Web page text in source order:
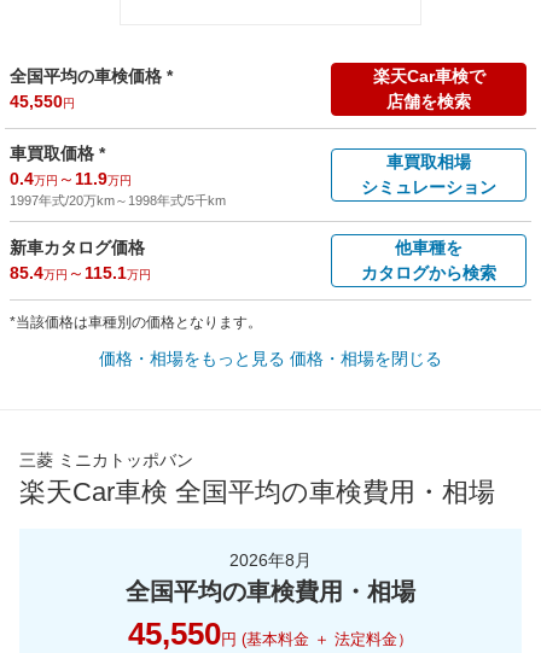
全国平均の車検価格 *
45,550円
楽天Car車検で
店舗を検索
車買取価格 *
0.4万円 ～ 11.9万円
1997年式/20万km～ 1998年式/5千km
車買取相場
シミュレーション
新車カタログ価格
85.4万円 ～ 115.1万円
他車種を
カタログから検索
*当該価格は車種別の価格となります。
価格・相場をもっと見る 価格・相場を閉じる
三菱 ミニカトッポバン
楽天Car車検 全国平均の車検費用・相場
2026年8月
全国平均の車検費用・相場
45,550円 (基本料金 ＋ 法定料金）